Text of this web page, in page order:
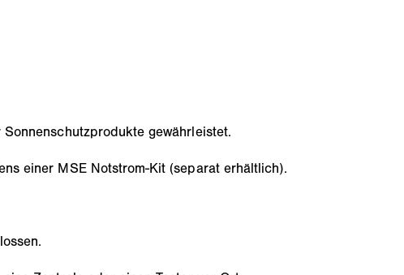
gewährleistet.
einer MSE Notstrom-Kit (separat erhältlich).